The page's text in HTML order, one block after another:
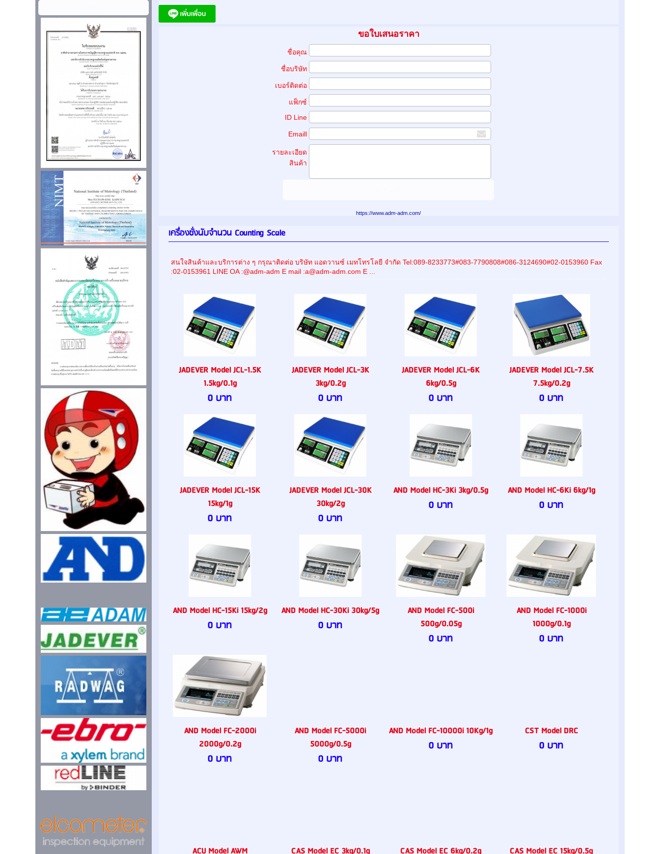
ขอใบเสนอราคา
ชื่อคุณ
ชื่อบริษัท
เบอร์ติดต่อ
แฟ็กซ์
ID Line
Emaill
รายละเอียด
สินค้า
https://www.adm-adm.com/
เครื่องชั่งนับจำนวน Counting Scale
สนใจสินค้าและบริการต่าง ๆ กรุณาติดต่อ บริษัท แอดวานซ์ เมทโทรโลยี จำกัด Tel:089-8233773#083-7790808#086-3124690#02-0153960 Fax
:02-0153961 LINE OA :@adm-adm E mail :a@adm-adm.com E ...
JADEVER Model JCL-1.5K
1.5kg/0.1g
0 บาท
JADEVER Model JCL-3K
3kg/0.2g
0 บาท
JADEVER Model JCL-6K
6kg/0.5g
0 บาท
JADEVER Model JCL-7.5K
7.5kg/0.2g
0 บาท
JADEVER Model JCL-15K
15kg/1g
0 บาท
JADEVER Model JCL-30K
30kg/2g
0 บาท
AND Model HC-3Ki 3kg/0.5g
0 บาท
AND Model HC-6Ki 6kg/1g
0 บาท
AND Model HC-15Ki 15kg/2g
0 บาท
AND Model HC-30Ki 30kg/5g
0 บาท
AND Model FC-500i
500g/0.05g
0 บาท
AND Model FC-1000i
1000g/0.1g
0 บาท
AND Model FC-2000i
2000g/0.2g
0 บาท
AND Model FC-5000i
5000g/0.5g
0 บาท
AND Model FC-10000i 10Kg/1g
0 บาท
CST Model DRC
0 บาท
ACU Model AWM CAS Model EC 3kg/0.1g CAS Model EC 6kg/0.2g CAS Model EC 15kg/0.5g